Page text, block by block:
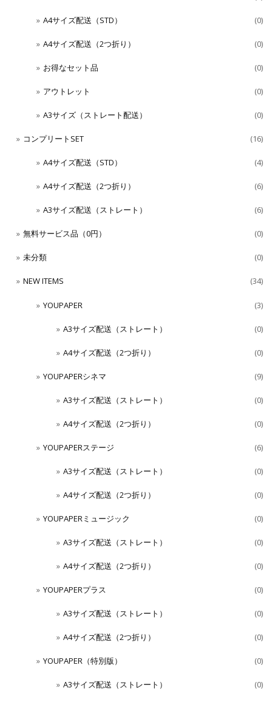
A4サイズ配送（STD） (0)
A4サイズ配送（2つ折り） (0)
お得なセット品 (0)
アウトレット (0)
A3サイズ（ストレート配送） (0)
コンプリートSET (16)
A4サイズ配送（STD） (4)
A4サイズ配送（2つ折り） (6)
A3サイズ配送（ストレート） (6)
無料サービス品（0円） (0)
未分類 (0)
NEW ITEMS (34)
YOUPAPER (3)
A3サイズ配送（ストレート） (0)
A4サイズ配送（2つ折り） (0)
YOUPAPERシネマ (9)
A3サイズ配送（ストレート） (0)
A4サイズ配送（2つ折り） (0)
YOUPAPERステージ (6)
A3サイズ配送（ストレート） (0)
A4サイズ配送（2つ折り） (0)
YOUPAPERミュージック (0)
A3サイズ配送（ストレート） (0)
A4サイズ配送（2つ折り） (0)
YOUPAPERプラス (0)
A3サイズ配送（ストレート） (0)
A4サイズ配送（2つ折り） (0)
YOUPAPER（特別版） (0)
A3サイズ配送（ストレート） (0)